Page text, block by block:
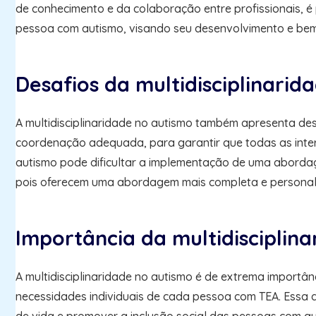
de conhecimento e da colaboração entre profissionais,
pessoa com autismo, visando seu desenvolvimento e
Desafios da
A multidisciplinaridade no autismo também apresenta
coordenação adequada, para garantir que todas as
autismo pode dificultar a implementação de uma
pois oferecem uma abordagem mais completa e
Importância da
A multidisciplinaridade no autismo é de extrema
necessidades individuais de cada pessoa com TEA.